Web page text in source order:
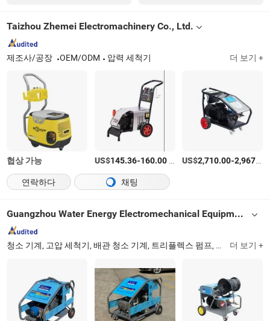
Taizhou Zhemei Electromachinery Co., Ltd.
제조사/공장 OEM/ODM 압력 세척기 더 보기 +
협상 가능 US$145.36-160.00/상품 US$2,710.00-2,967.00
연락하다
채팅
Guangzhou Water Energy Electromechanical Equipment Co., Ltd
청소 기계, 고압 세척기, 배관 청소 기계, 트리플렉스 펌프, 수중 펌프, 가솔린 디젤 발전기, 건설 기계, 플런저 펌프, 배수 청소 기계, 정원 도구 더 보기 +